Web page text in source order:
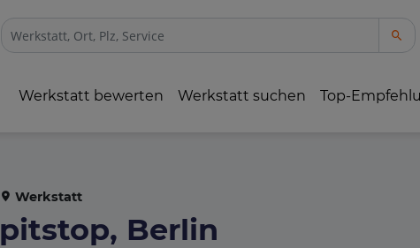
Werkstatt bewerten Werkstatt suchen Top-
Werkstatt
pitstop, Berlin